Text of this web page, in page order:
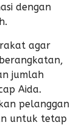
dengan
agar
jumlah
Aida.
pelanggan
untuk tetap